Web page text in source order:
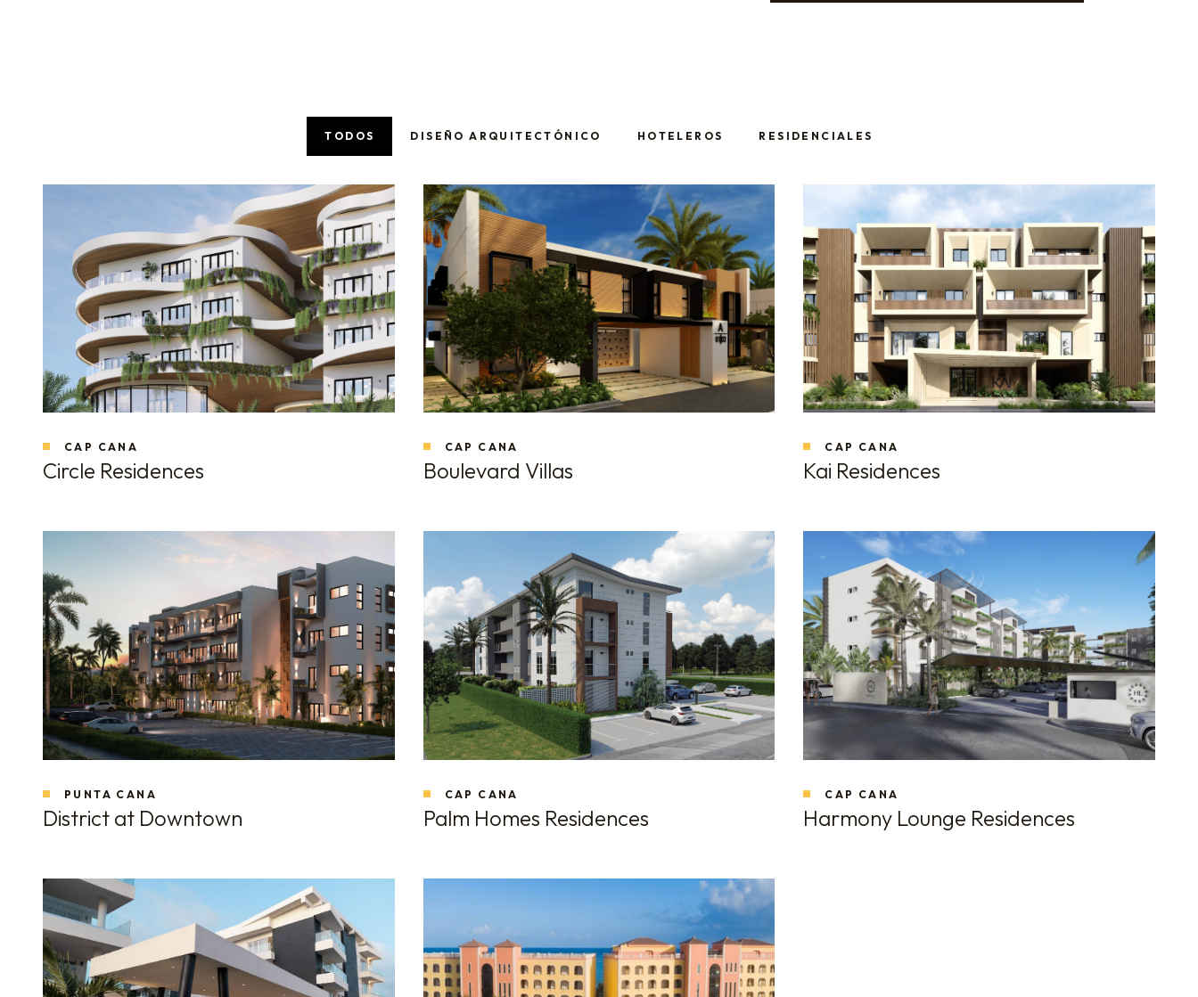
TODOS DISEÑO ARQUITECTÓNICO HOTELEROS RESIDENCIALES
CAP CANA
Circle Residences
CAP CANA
Boulevard Villas
CAP CANA
Kai Residences
PUNTA CANA
District at Downtown
CAP CANA
Palm Homes Residences
CAP CANA
Harmony Lounge Residences